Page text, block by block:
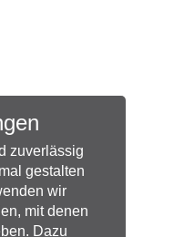
zuverlässig
gestalten
wir
mit denen
Dazu